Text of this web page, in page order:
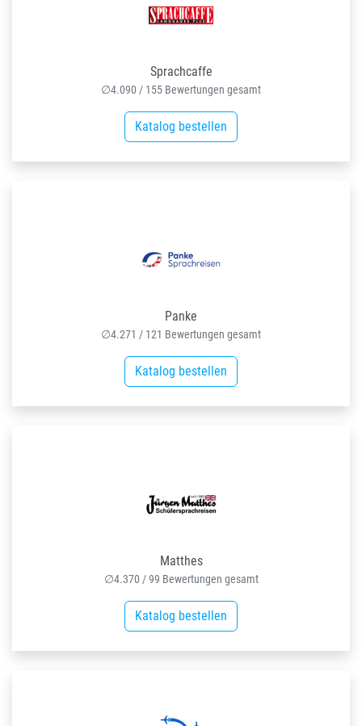
Sprachcaffe
∅4.090 / 155 Bewertungen gesamt
Katalog bestellen
Panke
∅4.271 / 121 Bewertungen gesamt
Katalog bestellen
Matthes
∅4.370 /99 Bewertungen gesamt
Katalog bestellen